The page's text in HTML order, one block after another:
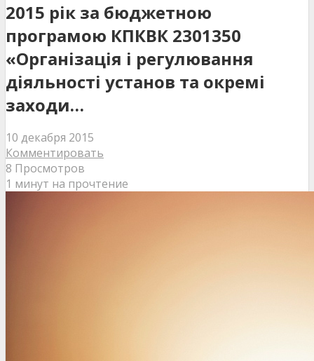
2015 рік за бюджетною
програмою КПКВК 2301350
«Організація і регулювання
діяльності установ та окремі
заходи…
10 декабря 2015
Комментировать
8 Просмотров
1 минут на прочтение